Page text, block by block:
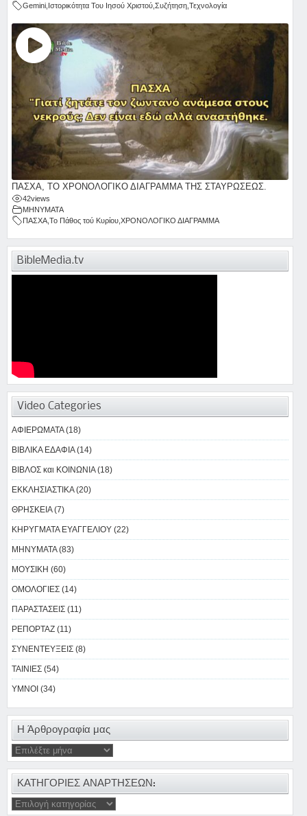
Gemini Ιστορικότητα Του Ιησού Χριστού Συζήτηση Τεχνολογία
ΠΑΣΧΑ, ΤΟ ΧΡΟΝΟΛΟΓΙΚΟ ΔΙΑΓΡΑΜΜΑ ΤΗΣ ΣΤΑΥΡΩΣΕΩΣ.
42views
ΜΗΝΥΜΑΤΑ
ΠΑΣΧΑ Το Πάθος τού Κυρίου ΧΡΟΝΟΛΟΓΙΚΟ ΔΙΑΓΡΑΜΜΑ
BibleMedia.tv
Video Categories
ΑΦΙΕΡΩΜΑΤΑ (18)
ΒΙΒΛΙΚΑ ΕΔΑΦΙΑ (14)
ΒΙΒΛΟΣ και ΚΟΙΝΩΝΙΑ (18)
ΕΚΚΛΗΣΙΑΣΤΙΚΑ (20)
ΘΡΗΣΚΕΙΑ (7)
ΚΗΡΥΓΜΑΤΑ ΕΥΑΓΓΕΛΙΟΥ (22)
ΜΗΝΥΜΑΤΑ (83)
ΜΟΥΣΙΚΗ (60)
ΟΜΟΛΟΓΙΕΣ (14)
ΠΑΡΑΣΤΑΣΕΙΣ (11)
ΡΕΠΟΡΤΑΖ (11)
ΣΥΝΕΝΤΕΥΞΕΙΣ (8)
ΤΑΙΝΙΕΣ (54)
ΥΜΝΟΙ (34)
Η Άρθρογραφία μας
ΚΑΤΗΓΟΡΙΕΣ ΑΝΑΡΤΗΣΕΩΝ: